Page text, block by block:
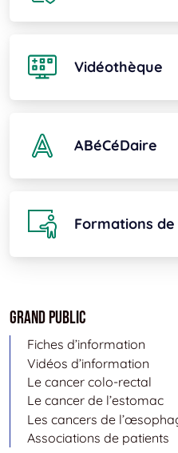
Vidéothèque
ABéCéDaire
Formations de
Grand public
Fiches d’information
Vidéos d’information
Le cancer colo-rectal
Le cancer de l’estomac
Les cancers de
Associations de patients